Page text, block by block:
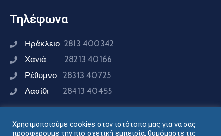
Τηλέφωνα
Ηράκλειο 2813 400342
Χανιά 28213 40166
Ρέθυμνο 28313 40725
Λασίθι 28413 40455
Συνδεθείτε μαζί μας
Χρησιμοποιούμε cookies στον ιστότοπο μας για να σας
προσφέρουμε την πιο σχετική εμπειρία, θυμόμαστε τις